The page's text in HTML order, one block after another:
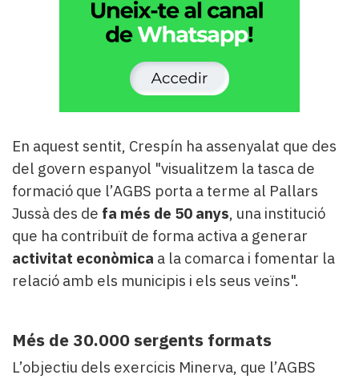
En aquest sentit, Crespín ha assenyalat que des
del govern espanyol "visualitzem la tasca de
formació que l’AGBS porta a terme al Pallars
Jussà des de fa més de 50 anys, una institució
que ha contribuït de forma activa a generar
activitat econòmica a la comarca i fomentar la
relació amb els municipis i els seus veïns".
Més de 30.000 sergents formats
L’objectiu dels exercicis Minerva, que l’AGBS